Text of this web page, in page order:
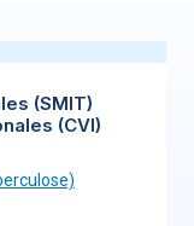
(SMIT)
(CVI)